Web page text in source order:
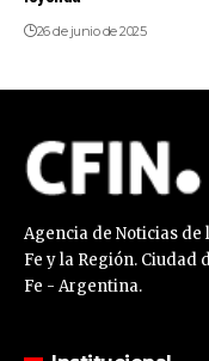
26 de junio de 2025
Agencia de Noticias de
Fe y la Región. Ciudad
Fe - Argentina.